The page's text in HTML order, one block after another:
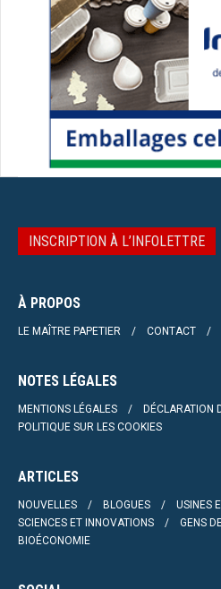
INSCRIPTION À L’INFOLETTRE
À PROPOS
LE MAÎTRE PAPETIER CONTACT
NOTES LÉGALES
MENTIONS LÉGALES
DÉCLARATION
POLITIQUE SUR LES COOKIES
ARTICLES
NOUVELLES BLOGUES
USINES
SCIENCES ET INNOVATIONS
GENS
BIOÉCONOMIE